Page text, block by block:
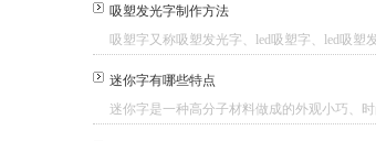
吸塑发光字制作方法
吸塑字又称吸塑发光字、led吸塑字、led吸塑
迷你字有哪些特点
迷你字是一种高分子材料做成的外观小巧、